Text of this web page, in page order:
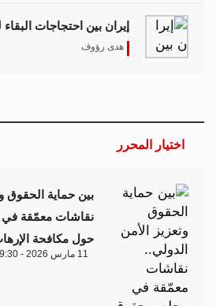
إيران بين احتجاجات
هدى رؤوف
اختيار المحرر
بين حماية الحقوق
نقاشات معمّقة
حول مكافحة
11 مارس 2026 - 09:30